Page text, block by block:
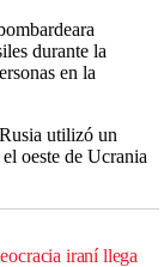
durante la
en la
utilizó un
oeste de Ucrania
iraní llega